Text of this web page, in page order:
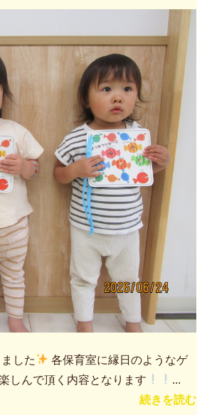
した
各保育室に縁日のようなゲ
しんで頂く内容となります
...
続きを読む